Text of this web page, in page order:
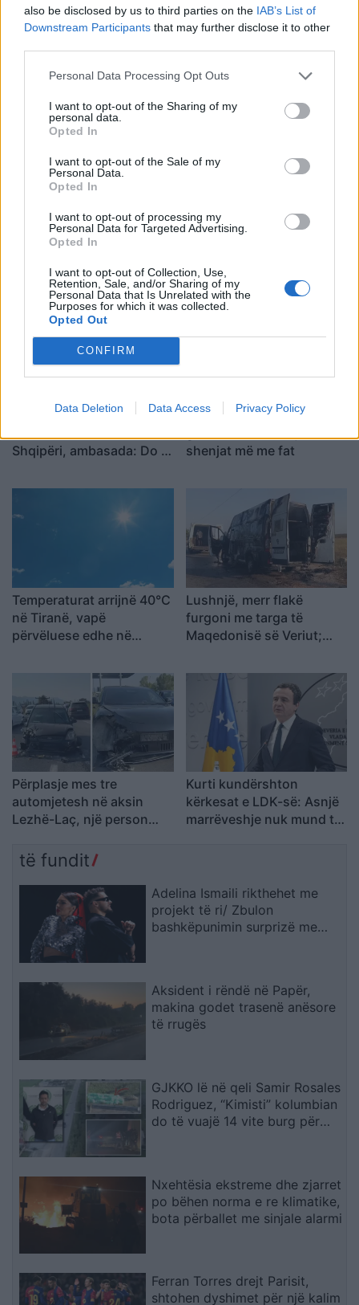
also be disclosed by us to third parties on the IAB’s List of
Downstream Participants that may further disclose it to other
Personal Data Processing Opt Outs
I want to opt-out of the Sharing of my
personal data.
Opted In
I want to opt-out of the Sale of my
Personal Data.
Opted In
I want to opt-out of processing my
Personal Data for Targeted Advertising.
Opted In
I want to opt-out of Collection, Use,
Retention, Sale, and/or Sharing of my
Personal Data that Is Unrelated with the
Purposes for which it was collected.
Opted Out
CONFIRM
Data Deletion Data Access Privacy Policy
Adelina Ismaili rikthehet
me projekt të ri/ Zbulon
bashkëpunimin surprizë
me Gimbo-n
Aksident i rëndë në Papër,
anësore të rrugës
Eric Wendt ambasadori i
Shqipëri, ambasada: Do të
Trump për NATO-n dhe
Horoskopi i sotëm, 8
shenjat më me fat
Temperaturat arrijnë 40°C
në Tiranë, vapë
përvëluese edhe në
parashikimi për sot
Lushnjë, merr flakë
furgoni me targa të
Maqedonisë së Veriut;
Përplasje mes tre
automjetesh në aksin
Lezhë-Laç, një person
Kurti kundërshton
kërkesat e LDK-së: Asnjë
marrëveshje nuk mund të
të fundit
Adelina Ismaili rikthehet me
projekt të ri/ Zbulon
bashkëpunimin surprizë me
Aksident i rëndë në Papër,
makina godet trasenë anësore
të rrugës
GJKKO lë në qeli Samir Rosales
Rodriguez, “Kimisti” kolumbian
do të vuajë 14 vite burg për
Nxehtësia ekstreme dhe zjarret
po bëhen norma e re klimatike,
bota përballet me sinjale alarmi
Ferran Torres drejt Parisit,
shtohen dyshimet për një kalim